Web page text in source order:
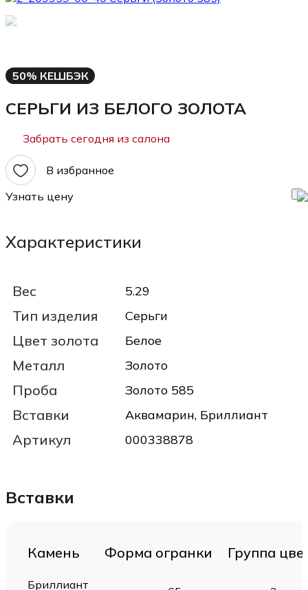
50% КЕШБЭК
СЕРЬГИ ИЗ БЕЛОГО ЗОЛОТА
Забрать сегодня из салона
В избранное
Узнать цену
Характеристики
Вес 5.29
Тип изделия Серьги
Цвет золота Белое
Металл Золото
Проба Золото 585
Вставки Аквамарин, Бриллиант
Артикул 000338878
Вставки
Камень Форма огранки Группа
Бриллиант